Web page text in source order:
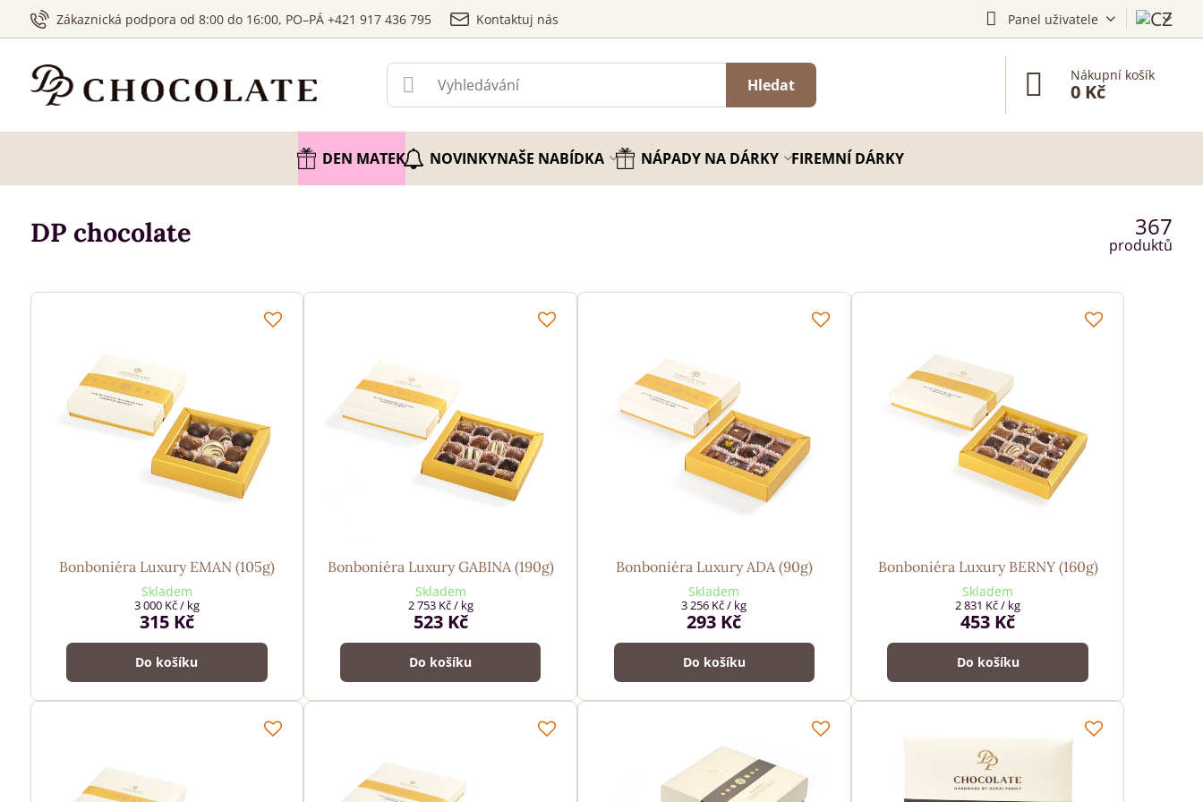
Zákaznická podpora od 8:00 do 16:00, PO–PÁ +421 917 436 795 Kontaktuj nás Panel uživatele
Hledat
Nákupní košík
0 Kč
DEN MATEK NOVINKYNAŠE NABÍDKA NÁPADY NA DÁRKY FIREMNÍ DÁRKY
DP chocolate 367
produktů
Bonboniéra Luxury EMAN (105g)
Skladem
315 Kč
3 000 Kč/ kg
Do košíku
Bonboniéra Luxury GABINA (190g)
Skladem
523 Kč
2 753 Kč/ kg
Do košíku
Bonboniéra Luxury ADA (90g)
Skladem
293 Kč
3 256 Kč/ kg
Do košíku
Bonboniéra Luxury BERNY (160g)
Skladem
453 Kč
2 831 Kč/ kg
Do košíku